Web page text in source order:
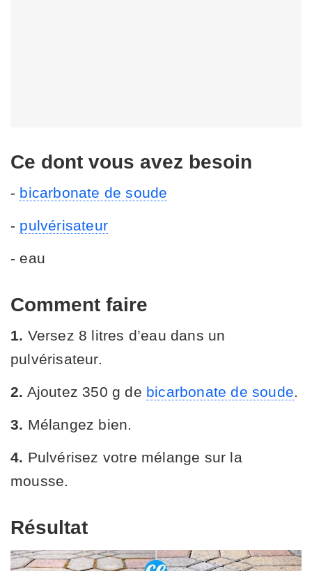
Ce dont vous avez besoin
- bicarbonate de soude
- pulvérisateur
- eau
Comment faire
1. Versez 8 litres d’eau dans un
pulvérisateur.
2. Ajoutez 350 g de bicarbonate de soude
3. Mélangez bien.
4. Pulvérisez votre mélange sur la
mousse.
Résultat